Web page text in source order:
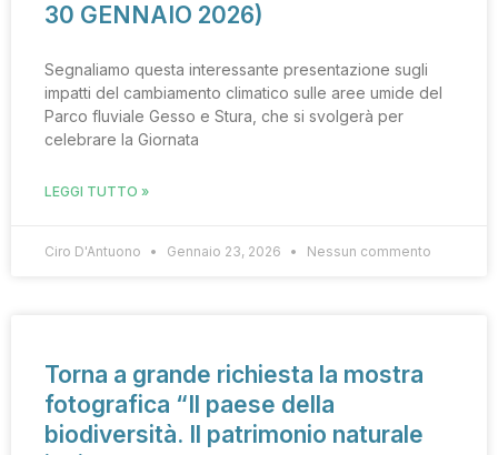
30 GENNAIO 2026)
Segnaliamo questa interessante presentazione sugli
impatti del cambiamento climatico sulle aree umide del
Parco fluviale Gesso e Stura, che si svolgerà per
celebrare la Giornata
LEGGI TUTTO »
Ciro D'Antuono Gennaio 23, 2026 Nessun commento
Torna a grande richiesta la mostra
fotografica “Il paese della
biodiversità. Il patrimonio naturale